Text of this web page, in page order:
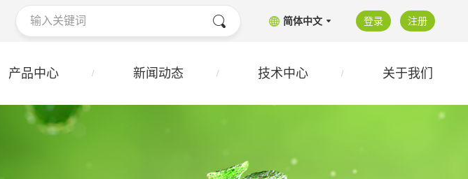
简体中文 登录 注册
产品中心 新闻动态 技术中心 关于我们